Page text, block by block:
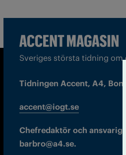
Sveriges största tidning
Tidningen Accent, A4,
accent@iogt.se
Chefredaktör och ansvarig
barbro@a4.se.